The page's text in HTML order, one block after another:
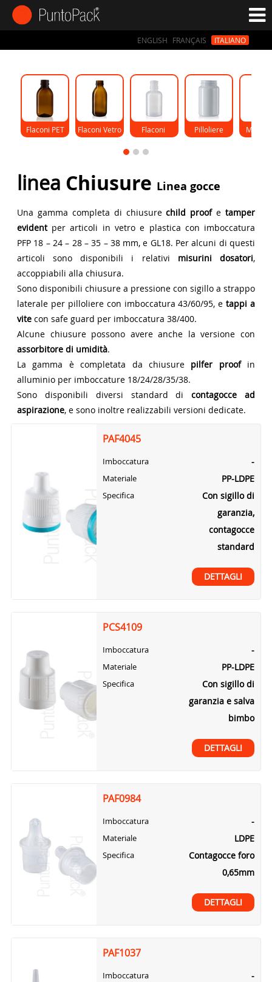
ENGLISH FRANÇAIS ITALIANO
Flaconi PET Flaconi Vetro
Flaconi
Pilloliere
linea Chiusure Linea gocce
Una gamma completa di chiusurechild proofetamper
evidentper articoli in vetro e plastica con imboccatura
PFP 18 – 24 – 28 – 35 – 38 mm, e GL18. Per alcuni di questi
articoli sono disponibili i relativi misurini dosatori,
accoppiabili alla chiusura.
Sono disponibili chiusure a pressione con sigillo a strappo
laterale per pilloliere con imboccatura 43/60/95, e tappi a
vitecon safe guard per imboccatura 38/400.
Alcune chiusure possono avere anche la versione con
assorbitore di umidità.
La gamma è completata da chiusure pilfer proofin
alluminio per imboccature 18/24/28/35/38.
Sono disponibili diversi standard dicontagocce ad
aspirazione, e sono inoltre realizzabili versioni dedicate.
PAF4045
Imboccatura -
Materiale PP-LDPE
Specifica
Con sigillo di
garanzia,
contagocce
standard
DETTAGLI
PCS4109
Imboccatura -
Materiale PP-LDPE
Specifica
Con sigillo di
garanzia e salva
bimbo
DETTAGLI
PAF0984
Imboccatura -
Materiale LDPE
Specifica
Contagocce foro
0,65mm
DETTAGLI
PAF1037
Imboccatura -